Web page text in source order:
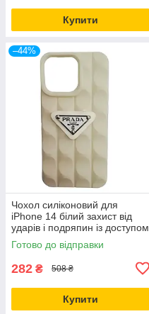
Купити
–44%
Чохол силіконовий для
iPhone 14 білий захист від
ударів і подряпин із доступом
до кнопок
Готово до відправки
282 ₴ 508 ₴
Купити